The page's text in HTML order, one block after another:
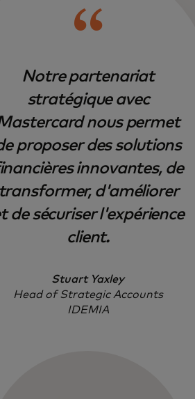
Notre partenariat
stratégique avec
nous permet
proposer des solutions
innovantes, de
d'améliorer
de sécuriser l'expérience
client.
Stuart Yaxley
Head of Strategic Accounts
IDEMIA